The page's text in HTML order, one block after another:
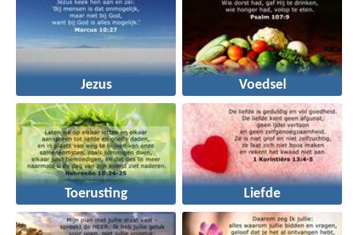
Jezus Voedsel
Toerusting Liefde